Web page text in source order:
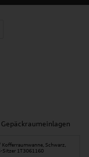
Gepäckraumeinlagen